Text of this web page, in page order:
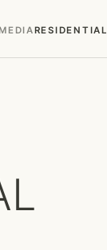
MEDIARESIDENTIAL